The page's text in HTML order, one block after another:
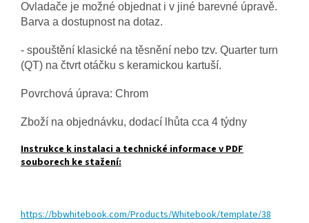
Ovladače je možné objednat i v jiné barevné úpravě.
Barva a dostupnost na dotaz.
- spouštění klasické na těsnění nebo tzv. Quarter turn
(QT) na čtvrt otáčku s keramickou kartuší.
Povrchová úprava: Chrom
Zboží na objednávku, dodací lhůta cca 4 týdny
Instrukce k instalaci a technické informace v PDF
souborech ke stažení:
https://bbwhitebook.com/Products/Whitebook/template/38